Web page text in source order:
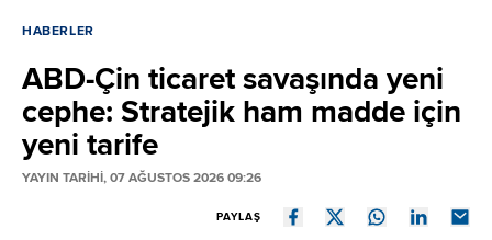
HABERLER
ABD-Çin ticaret savaşında yeni
cephe: Stratejik ham madde için
yeni tarife
YAYIN TARİHİ, 07 AĞUSTOS 2026 09:26
PAYLAŞ